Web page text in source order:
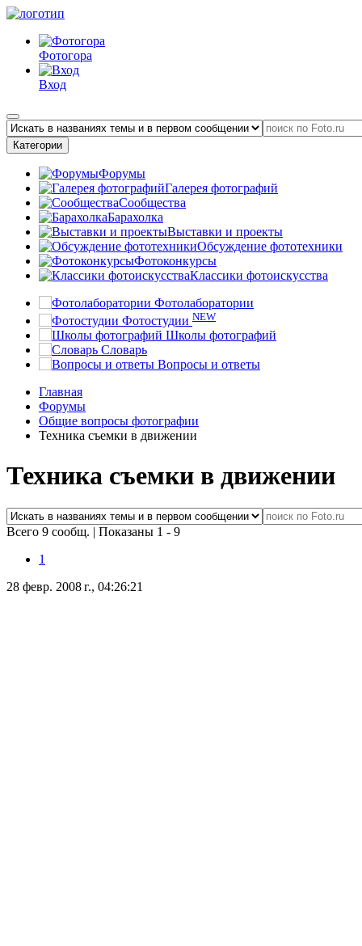
Фотогора
Вход
Категории
Форумы
Галерея фотографий
Сообщества
Барахолка
Выставки и проекты
Обсуждение фототехники
Фотоконкурсы
Классики фотоискусства
Фотолаборатории
Фотостудии NEW
Школы фотографий
Словарь
Вопросы и ответы
Главная
Форумы
Общие вопросы фотографии
Техника съемки в движении
Техника съемки в движении
Всего 9 сообщ. | Показаны 1 - 9
1
28 февр. 2008 г., 04:26:21